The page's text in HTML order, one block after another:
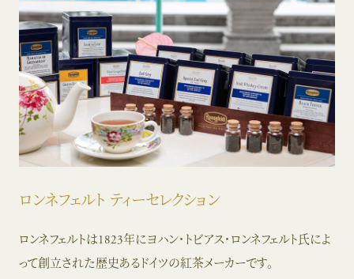
ロンネフェルト ティーセレクション
ロンネフェルトは1823年にヨハン・トビアス・ロンネフェルト氏によ
って創立された歴史あるドイツの紅茶メーカーです。